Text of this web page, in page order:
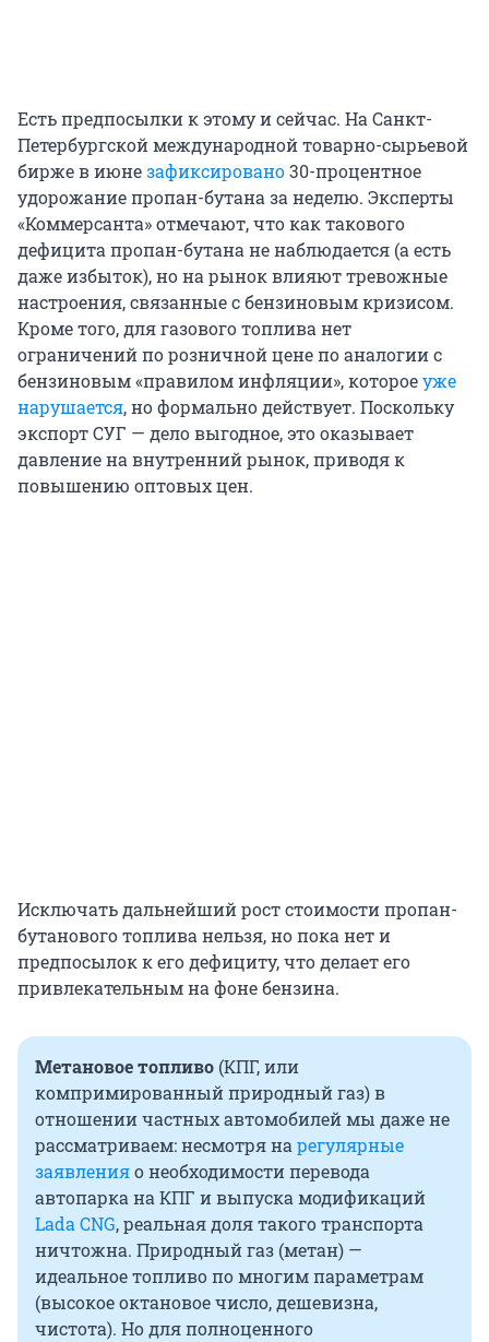
Есть предпосылки к этому и сейчас. На Санкт-
Петербургской международной товарно-сырьевой
бирже в июнезафиксировано30-процентное
удорожание пропан-бутана за неделю. Эксперты
«Коммерсанта» отмечают, что как такового
дефицита пропан-бутана не наблюдается (а есть
даже избыток), но на рынок влияют тревожные
настроения, связанные с бензиновым кризисом.
Кроме того, для газового топлива нет
ограничений по розничной цене по аналогии с
бензиновым «правилом инфляции», котороеуже
нарушается, но формально действует. Поскольку
экспорт СУГ — дело выгодное, это оказывает
давление на внутренний рынок, приводя к
повышению оптовых цен.
Исключать дальнейший рост стоимости пропан-
бутанового топлива нельзя, но пока нет и
предпосылок к его дефициту, что делает его
привлекательным на фоне бензина.
Метановое топливо (КПГ, или
компримированный природный газ) в
отношении частных автомобилей мы даже не
рассматриваем: несмотря на регулярные
заявленияо необходимости перевода
автопарка на КПГ и выпуска модификаций
Lada CNG, реальная доля такого транспорта
ничтожна. Природный газ (метан) —
идеальное топливо по многим параметрам
(высокое октановое число, дешевизна,
чистота). Но для полноценного